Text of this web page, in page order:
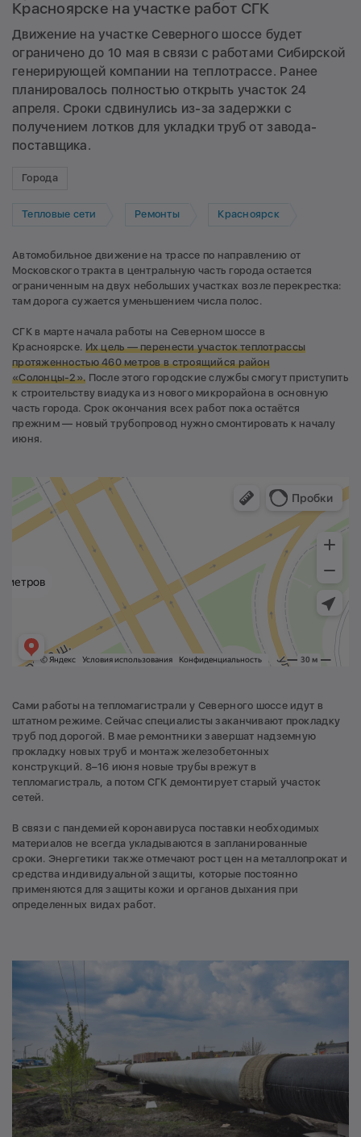
Красноярске на участке работ СГК
Движение на участке Северного шоссе будет
ограничено до 10 мая в связи с работами Сибирской
генерирующей компании на теплотрассе. Ранее
планировалось полностью открыть участок 24
апреля. Сроки сдвинулись из-за задержки с
получением лотков для укладки труб от завода-
поставщика.
Города
Тепловые сети Ремонты Красноярск
Автомобильное движение на трассе по направлению от
Московского тракта в центральную часть города остается
ограниченным на двух небольших участках возле перекрестка:
там дорога сужается уменьшением числа полос.
СГК в марте начала работы на Северном шоссе в
Красноярске. Их цель — перенести участок теплотрассы
протяженностью 460 метров в строящийся район
«Солонцы-2». После этого городские службы смогут приступить
к строительству виадука из нового микрорайона в основную
часть города. Срок окончания всех работ пока остаётся
прежним — новый трубопровод нужно смонтировать к началу
июня.
Сами работы на тепломагистрали у Северного шоссе идут в
штатном режиме. Сейчас специалисты заканчивают прокладку
труб под дорогой. В мае ремонтники завершат надземную
прокладку новых труб и монтаж железобетонных
конструкций. 8–16 июня новые трубы врежут в
тепломагистраль, а потом СГК демонтирует старый участок
сетей.
В связи с пандемией коронавируса поставки необходимых
материалов не всегда укладываются в запланированные
сроки. Энергетики также отмечают рост цен на металлопрокат и
средства индивидуальной защиты, которые постоянно
применяются для защиты кожи и органов дыхания при
определенных видах работ.